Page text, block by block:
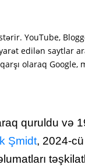
YouTube,
edilən
olaraq
quruldu və
Şmidt, 2024-